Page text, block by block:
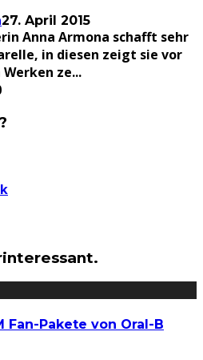
27. April 2015
Anna Armona schafft sehr
in diesen zeigt sie vor
ze...
Fan-Pakete von Oral-B